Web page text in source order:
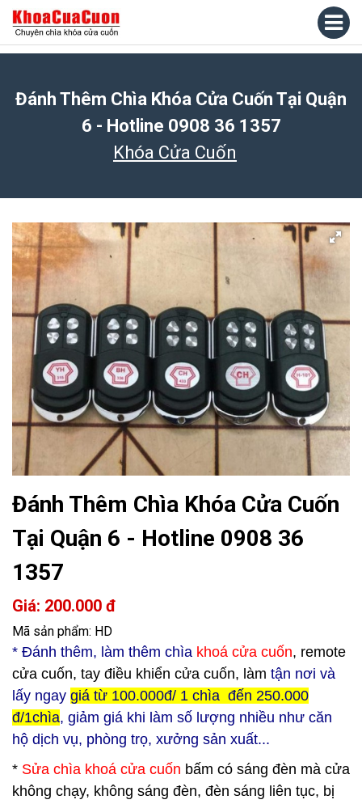
Đánh Thêm Chìa Khóa Cửa Cuốn Tại Quận
6 - Hotline 0908 36 1357
Khóa Cửa Cuốn
Đánh Thêm Chìa Khóa Cửa Cuốn
Tại Quận 6 - Hotline 0908 36
1357
Giá: 200.000 đ
Mã sản phẩm: HD
* Đánh thêm, làm thêm chìa khoá cửa cuốn, remote
cửa cuốn, tay điều khiển cửa cuốn, làm tận nơi và
lấy ngay giá từ 100.000đ/ 1 chìa đến 250.000
đ/1chìa, giảm giá khi làm số lượng nhiều như căn
hộ dịch vụ, phòng trọ, xưởng sản xuất...
* Sửa chìa khoá cửa cuốn bấm có sáng đèn mà cửa
không chạy, không sáng đèn, đèn sáng liên tục, bị